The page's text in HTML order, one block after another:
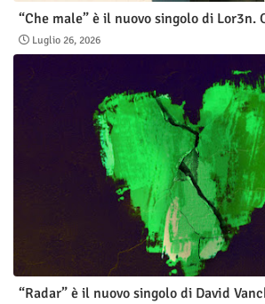
“Che male” è il nuovo singolo di Lor3n.
Luglio 26, 2026
“Radar” è il nuovo singolo di David